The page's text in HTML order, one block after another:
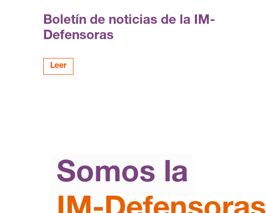
Boletín de noticias de la IM-
Defensoras
Leer
Somos la